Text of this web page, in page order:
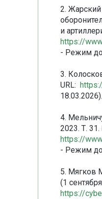
2. Жарский
и
https://
- Режим
3.
URL:
4.
2023. Т.
https://
- Режим
5. Мягков
(1
https://